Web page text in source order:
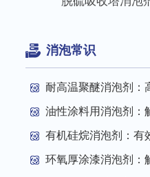
消泡常识
耐高温聚醚消泡剂：
油性涂料用消泡剂：
有机硅烷消泡剂：有
环氧厚涂漆消泡剂：